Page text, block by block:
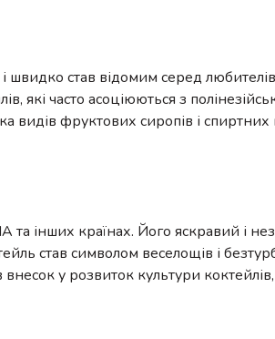
швидко став відомим серед
які часто асоціюються з
видів фруктових сиропів і
та інших країнах. Його яскравий і
став символом веселощів і
у розвиток культури